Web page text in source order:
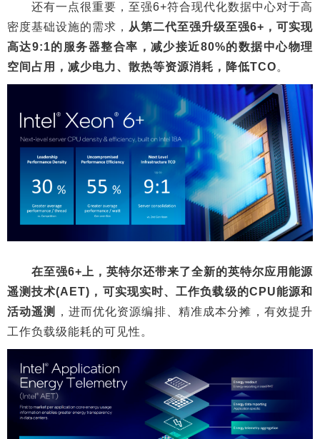
还有一点很重要，至强6+符合现代化数据中心对于高
密度基础设施的需求， 从第二代至强升级至强6+，可实现
高达9:1的服务器整合率，减少接近80%的数据中心物理
空间占用，减少电力、散热等资源消耗，降低TCO。
在至强6+上，英特尔还带来了全新的英特尔应用能源
遥测技术(AET)，可实现实时、工作负载级的CPU能源和
活动遥测
，进而优化资源编排、精准成本分摊，有效提升
工作负载级能耗的可见性。